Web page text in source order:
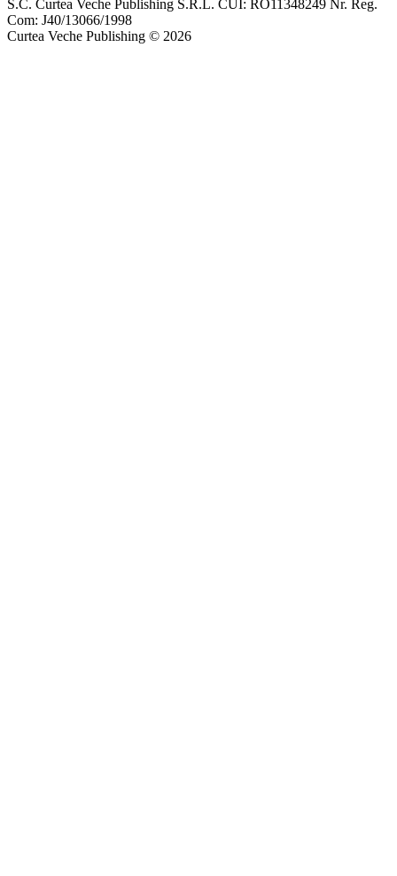
S.C. Curtea Veche Publishing S.R.L. CUI: RO11348249 Nr. Reg.
Com: J40/13066/1998
Curtea Veche Publishing © 2026